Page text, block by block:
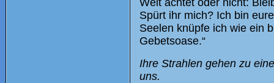
Welt achtet oder nicht:
Spürt ihr mich? Ich bin
Seelen knüpfe ich wie ein
Gebetsoase.“
Ihre Strahlen gehen zu
uns.